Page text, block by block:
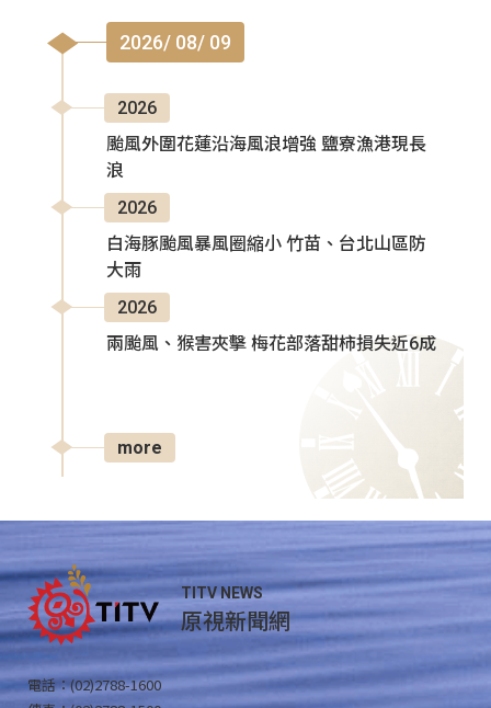
2026/ 08/ 09
2026
颱風外圍花蓮沿海風浪增強 鹽寮漁港現長
浪
2026
白海豚颱風暴風圈縮小 竹苗、台北山區防
大雨
2026
兩颱風、猴害夾擊 梅花部落甜柿損失近6成
more
TITV NEWS
原視新聞網
電話：(02)2788-1600